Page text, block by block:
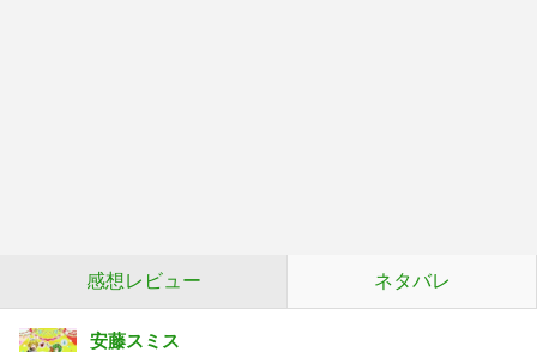
感想レビュー ネタバレ
安藤スミス